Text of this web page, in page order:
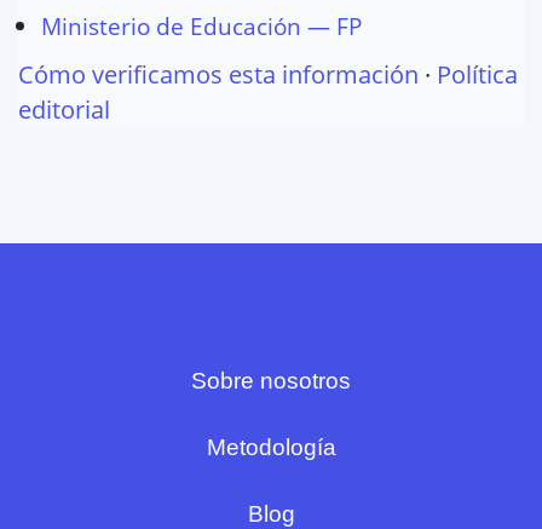
Ministerio de Educación — FP
Cómo verificamos esta información · Política
editorial
Sobre nosotros
Metodología
Blog